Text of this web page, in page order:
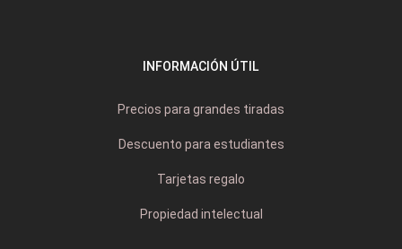
INFORMACIÓN ÚTIL
Precios para grandes tiradas
Descuento para estudiantes
Tarjetas regalo
Propiedad intelectual